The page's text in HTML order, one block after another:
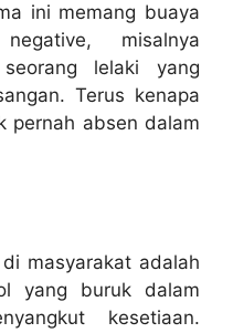
ini memang buaya
misalnya
lelaki yang
Terus kenapa
pernah absen dalam
masyarakat adalah
yang buruk dalam
kesetiaan.